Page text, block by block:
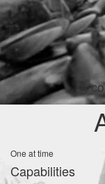
A
One at time
Capabilities